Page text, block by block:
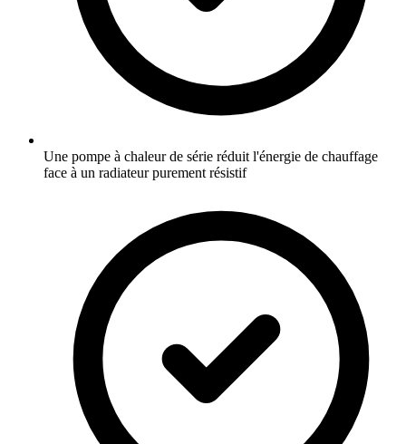
Une pompe à chaleur de série réduit l'énergie de chauffage
face à un radiateur purement résistif